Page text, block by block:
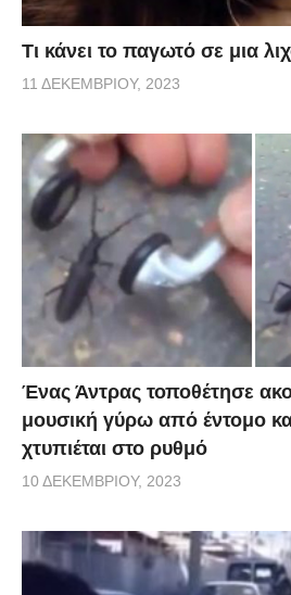
Τι κάνει το παγωτό σε μια
11 ΔΕΚΕΜΒΡΊΟΥ, 2023
Ένας Άντρας τοποθέτησε
μουσική γύρω από έντομο
χτυπιέται στο ρυθμό
10 ΔΕΚΕΜΒΡΊΟΥ, 2023